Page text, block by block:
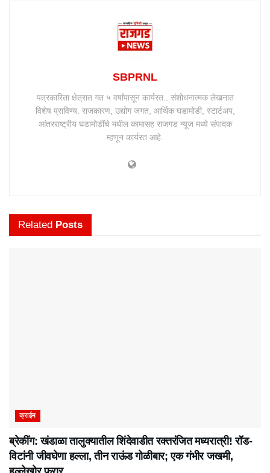
SBPRNL
पत्रकारिता क्षेत्रात गत ५ वर्षांपासून कार्यरत.. संशोधनात्मक लेखनात
विशेष प्राविण्य. राजकारण, उद्योग जगत, आर्थिक घडामोडी, स्टार्टअप,
आंतरराष्ट्रीय घडामोडींचे मधील कामासह राजगड न्यूज मध्ये संपादक
म्हणून कार्यरत आहे.
Related Posts
क्राईम
ब्रेकींग: खंडाळा तालुक्यातील शिंदेवाडीत रक्तरंजित मध्यरात्री! रॉड-
विटांनी जीवघेणा हल्ला, तीन राऊंड गोळीबार; एक गंभीर जखमी,